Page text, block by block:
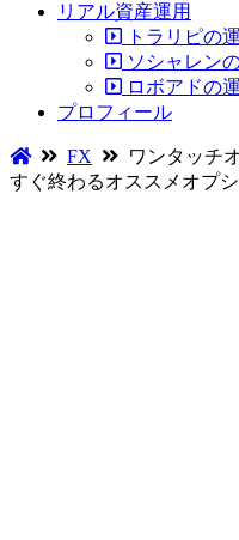
リアル資産運用
トラリピの
ソシャレン
ロボアドの
プロフィール
FX
ワンタッチ
すぐ終わるオススメオプ